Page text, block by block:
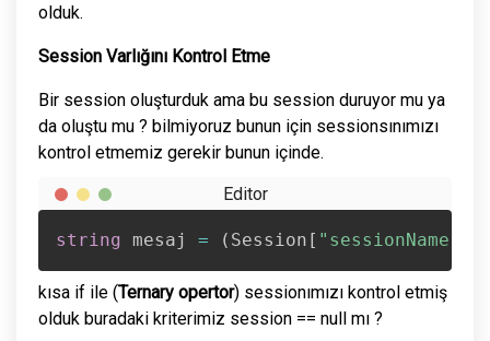
olduk.
Session Varlığını Kontrol Etme
Bir session oluşturduk ama bu session duruyor mu ya
da oluştu mu ? bilmiyoruz bunun için sessionsınımızı
kontrol etmemiz gerekir bunun içinde.
string mesaj = ( Session [ "sessionName"
kısa if ile (Ternary opertor) sessionımızı kontrol etmiş
olduk buradaki kriterimiz session == null mı ?